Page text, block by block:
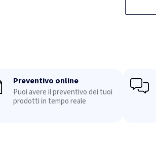
Preventivo online
Puoi avere il preventivo dei tuoi
prodotti in tempo reale